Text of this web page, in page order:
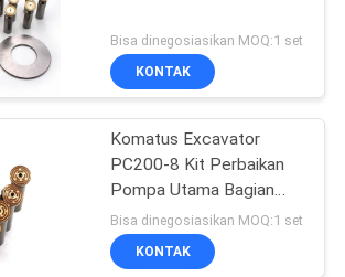
Bisa dinegosiasikan MOQ:1 set
KONTAK
Komatus Excavator
PC200-8 Kit Perbaikan
Pompa Utama Bagian
Pompa Hidraulik Pompa
Piston Layanan
Perbaikan Pemeliharaan
Bisa dinegosiasikan MOQ:1 set
KONTAK